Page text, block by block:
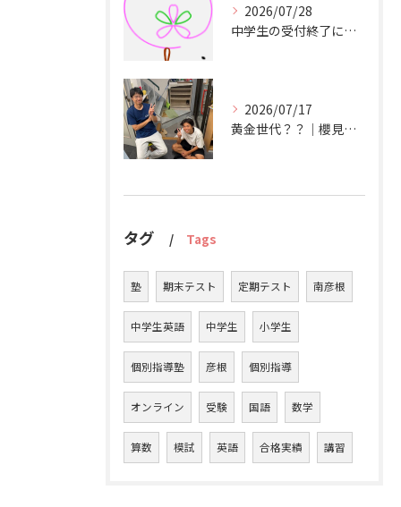
2026/07/28
中学生の受付終了について｜櫻見塾【彦根市の個別指導塾】
2026/07/17
黄金世代？？｜櫻見塾【彦根市の個別指導塾】
タグ Tags
塾 期末テスト 定期テスト 南彦根
中学生英語 中学生 小学生
個別指導塾 彦根 個別指導
オンライン 受験 国語 数学
算数 模試 英語 合格実績 講習